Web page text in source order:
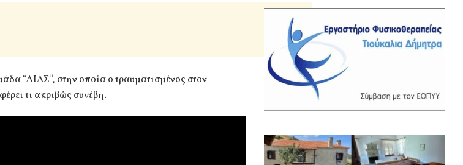
“ΔΙΑΣ”, στην οποία ο τραυματισμένος στον
τι ακριβώς συνέβη.